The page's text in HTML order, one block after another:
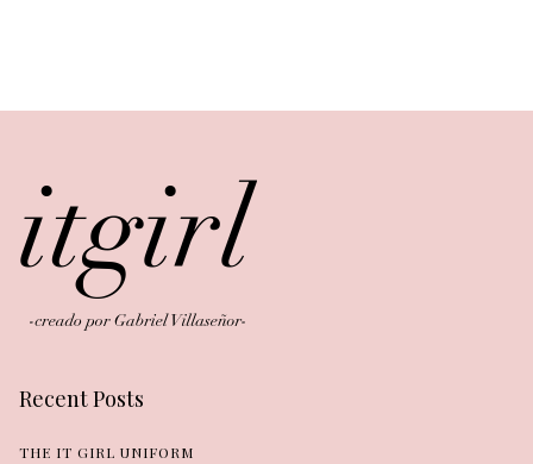
Recent Posts
THE IT GIRL UNIFORM